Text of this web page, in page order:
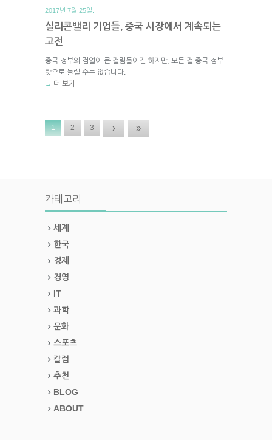
2017년 7월 25일.
실리콘밸리 기업들, 중국 시장에서 계속되는
고전
중국 정부의 검열이 큰 걸림돌이긴 하지만, 모든 걸 중국 정부
탓으로 돌릴 수는 없습니다.
→ 더 보기
1 2 3 › »
카테고리
세계
한국
경제
경영
IT
과학
문화
스포츠
칼럼
추천
BLOG
ABOUT